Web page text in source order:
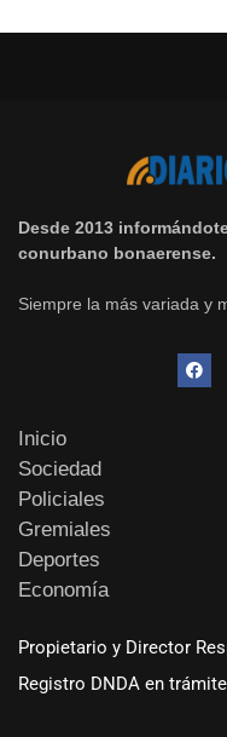
Desde 2013
conurbano bonaerense.
Siempre la más variada y
Inicio
Sociedad
Policiales
Gremiales
Deportes
Economía
Propietario y Director
Registro DNDA en trámite